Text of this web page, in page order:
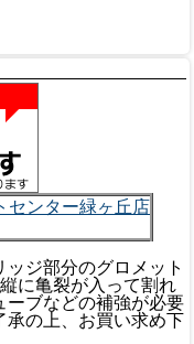
センター緑ヶ丘店
ジ部分のグロメット
に亀裂が入って割れ
ーブなどの補強が必要
承の上、お買い求め下